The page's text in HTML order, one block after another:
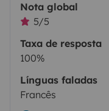
Nota global
5/5
Taxa de resposta
100%
Línguas faladas
Francês